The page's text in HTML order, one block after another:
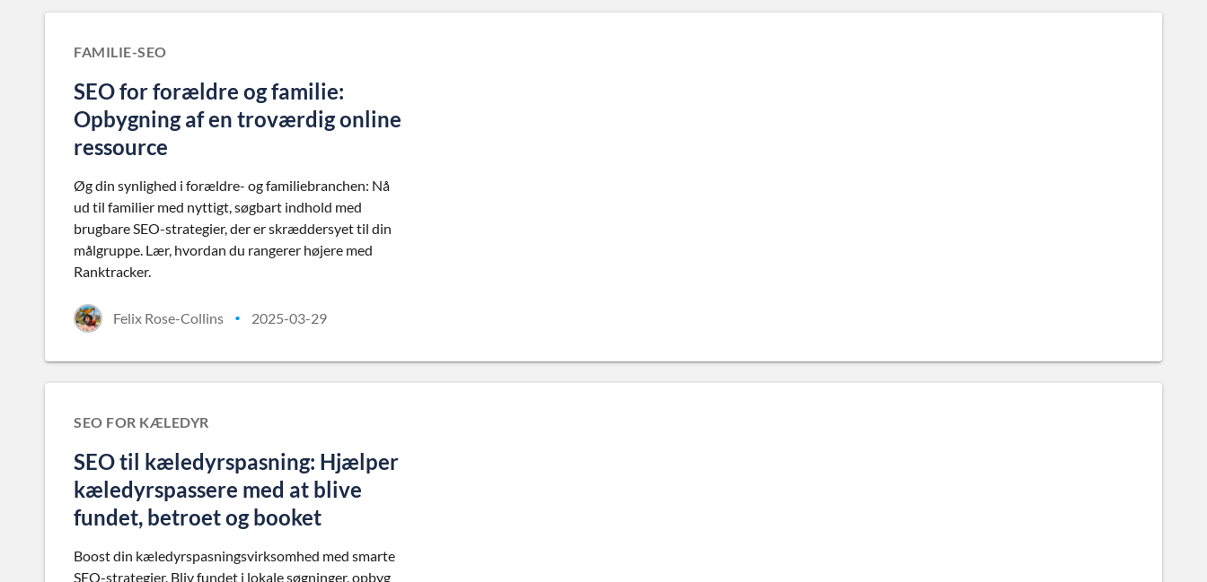
FAMILIE-SEO
SEO for forældre og familie:
Opbygning af en troværdig online
ressource
Øg din synlighed i forældre- og familiebranchen: Nå
ud til familier med nyttigt, søgbart indhold med
brugbare SEO-strategier, der er skræddersyet til din
målgruppe. Lær, hvordan du rangerer højere med
Ranktracker.
Felix Rose-Collins • 2025-03-29
SEO FOR KÆLEDYR
SEO til kæledyrspasning: Hjælper
kæledyrspassere med at blive
fundet, betroet og booket
Boost din kæledyrspasningsvirksomhed med smarte
SEO-strategier. Bliv fundet i lokale søgninger, opbyg